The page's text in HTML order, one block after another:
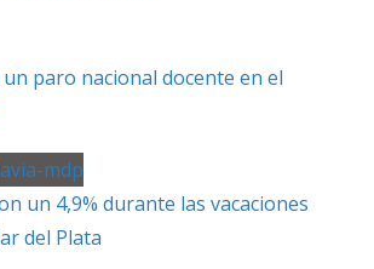
un paro nacional docente en el
un 4,9% durante las vacaciones
del Plata